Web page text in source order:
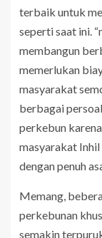
terbaik untuk
seperti saat ini.
membangun
memerlukan
masyarakat
berbagai
perkebun
masyarakat Inhil
dengan penuh
Memang,
perkebunan
semakin